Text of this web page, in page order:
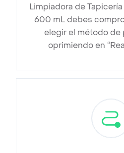
Limpiadora de
600 mL debes
elegir el método de
oprimiendo en